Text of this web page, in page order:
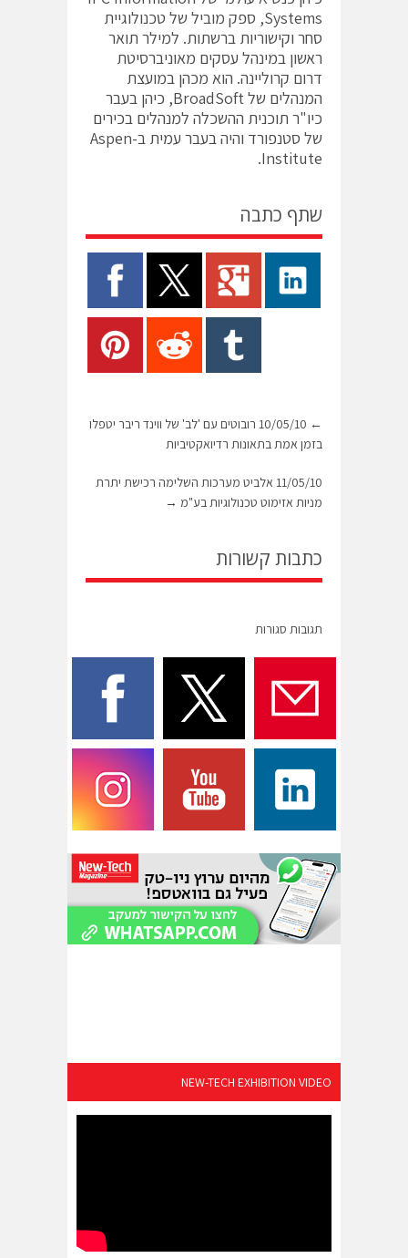
Systems, ספק מוביל של טכנולוגיית
סחר וקישוריות ברשתות. למילר תואר
ראשון במינהל עסקים מאוניברסיטת
דרום קרוליינה. הוא מכהן במועצת
המנהלים של BroadSoft, כיהן בעבר
כיו"ר תוכנית ההשכלה למנהלים בכירים
של סטנפורד והיה בעבר עמית ב-Aspen
Institute.
שתף כתבה
←
10/05/10 רובוטים עם 'לב' של ווינד ריבר יטפלו
בזמן אמת בתאונות רדיואקטיביות
11/05/10 אלביט מערכות השלימה רכישת יתרת
מניות אזימוט טכנולוגיות בע"מ →
כתבות קשורות
תגובות סגורות
NEW-TECH EXHIBITION VIDEO